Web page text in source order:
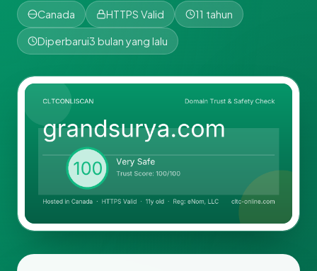
Canada HTTPS Valid 11 tahun
Diperbarui3 bulan yang lalu